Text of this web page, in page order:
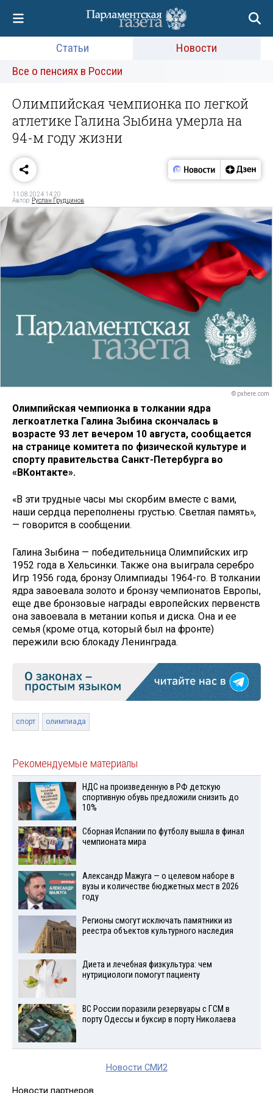
Статьи
Новости
Все о пенсиях в России
Олимпийская чемпионка по легкой
атлетике Галина Зыбина умерла на
94-м году жизни
11.08.2024 14:20
Автор: Руслан Грудцинов
© pxhere.com
Олимпийская чемпионка в толкании ядра
легкоатлетка Галина Зыбина скончалась в
возрасте 93 лет вечером 10 августа, сообщается
на странице комитета по физической культуре и
спорту правительства Санкт-Петербурга во
«ВКонтакте».
«В эти трудные часы мы скорбим вместе с вами,
наши сердца переполнены грустью. Светлая память»,
— говорится в сообщении.
Галина Зыбина — победительница Олимпийских игр
1952 года в Хельсинки. Также она выиграла серебро
Игр 1956 года, бронзу Олимпиады 1964-го. В толкании
ядра завоевала золото и бронзу чемпионатов Европы,
еще две бронзовые награды европейских первенств
она завоевала в метании копья и диска. Она и ее
семья (кроме отца, который был на фронте)
пережили всю блокаду Ленинграда.
спорт олимпиада
Рекомендуемые материалы
НДС на произведенную в РФ детскую
спортивную обувь предложили снизить до
10%
Сборная Испании по футболу вышла в финал
чемпионата мира
Александр Мажуга — о целевом наборе в
вузы и количестве бюджетных мест в 2026
году
Регионы смогут исключать памятники из
реестра объектов культурного наследия
Диета и лечебная физкультура: чем
нутрициологи помогут пациенту
ВС России поразили резервуары с ГСМ в
порту Одессы и буксир в порту Николаева
Новости СМИ2
Новости партнеров